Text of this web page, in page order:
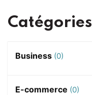
Catégories
Business (0)
E-commerce (0)